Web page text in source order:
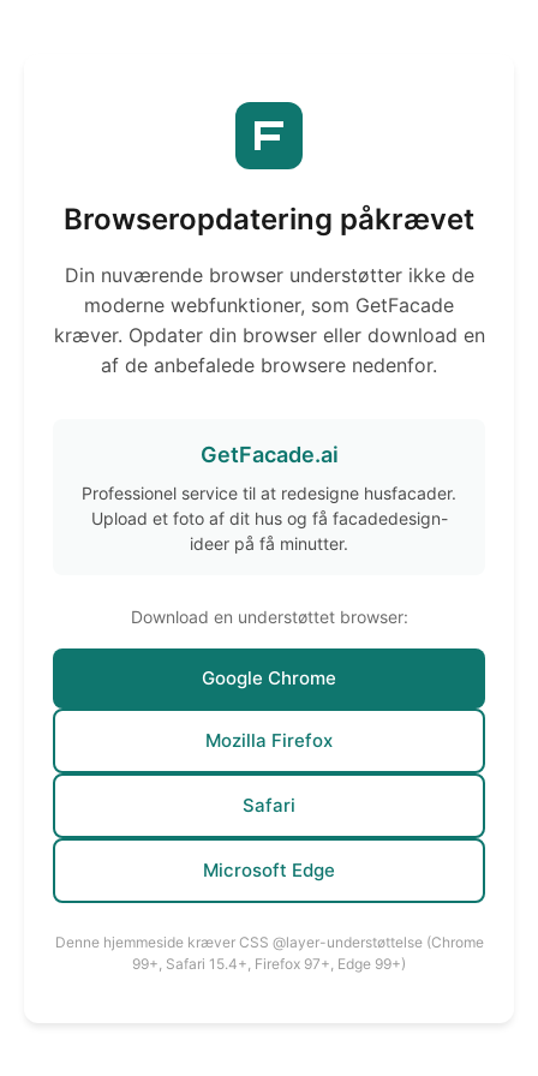
Browseropdatering påkrævet
Din nuværende browser understøtter ikke de
moderne webfunktioner, som GetFacade
kræver. Opdater din browser eller download en
af de anbefalede browsere nedenfor.
GetFacade.ai
Professionel service til at redesigne husfacader.
Upload et foto af dit hus og få facadedesign-
ideer på få minutter.
Download en understøttet browser:
Google Chrome
Mozilla Firefox
Safari
Microsoft Edge
Denne hjemmeside kræver CSS @layer-understøttelse (Chrome
99+, Safari 15.4+, Firefox 97+, Edge 99+)